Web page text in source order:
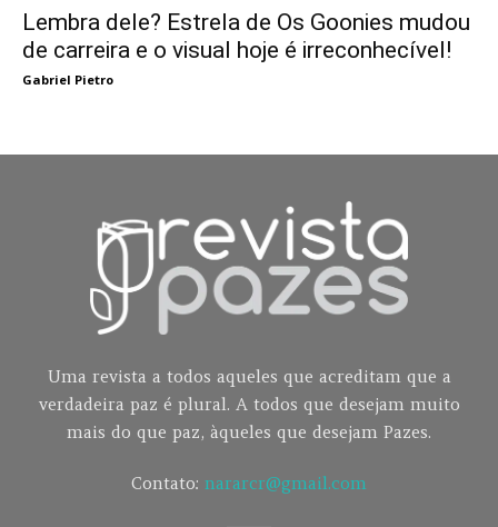
Lembra dele? Estrela de Os Goonies mudou
de carreira e o visual hoje é irreconhecível!
Gabriel Pietro
Uma revista a todos aqueles que acreditam que a
verdadeira paz é plural. A todos que desejam muito
mais do que paz, àqueles que desejam Pazes.
Contato: nararcr@gmail.com